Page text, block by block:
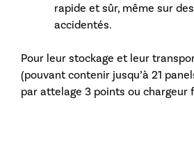
rapide et sûr, même sur
accidentés.
Pour leur stockage et leur
(pouvant contenir jusqu’à 21
par attelage 3 points ou chargeur